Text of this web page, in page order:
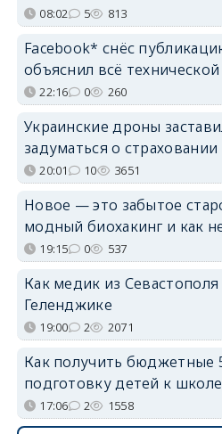
08:02 5 813
Facebook* снёс
объяснил всё
22:16 0 260
Украинские дроны
задуматься о страховании
20:01 10 3651
Новое — это забытое
модный биохакинг и как
19:15 0 537
Как медик из Севастополя
Геленджике
19:00 2 2071
Как получить бюджетные
подготовку детей к школе
17:06 2 1558